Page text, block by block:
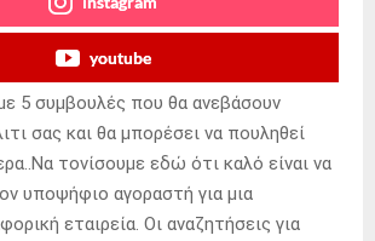
youtube
5 συμβουλές που θα ανεβάσουν
σας και θα μπορέσει να πουληθεί
τονίσουμε εδώ ότι καλό είναι να
υποψήφιο αγοραστή για μια
εταιρεία. Οι αναζητήσεις για